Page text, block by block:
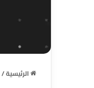
الرئيسية/